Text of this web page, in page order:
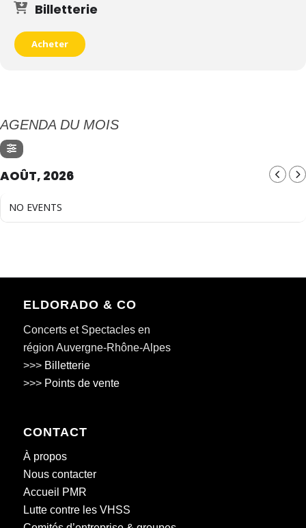
Billetterie
Acheter
AGENDA DU MOIS
AOÛT, 2026
NO EVENTS
ELDORADO & CO
Concerts et Spectacles en
région Auvergne-Rhône-Alpes
>>> Billetterie
>>> Points de vente
CONTACT
À propos
Nous contacter
Accueil PMR
Lutte contre les VHSS